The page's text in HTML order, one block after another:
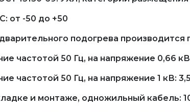
от -50 до +50
подогрева производится
частотой 50 Гц, на напряжение 0,66
частотой 50 Гц, на напряжение 1 кВ:
и монтаже, одножильный кабель: